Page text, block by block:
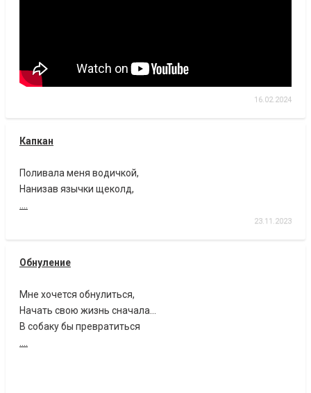
16.02.2024
Капкан
Поливала меня водичкой,
Нанизав язычки щеколд,
23.11.2023
Обнуление
Мне хочется обнулиться,
Начать свою жизнь сначала…
В собаку бы превратиться